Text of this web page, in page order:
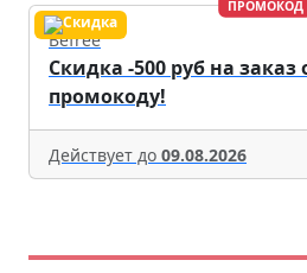
ПРОМОКОД
Befree
Скидка -500 руб на заказ
промокоду!
Действует до 09.08.2026